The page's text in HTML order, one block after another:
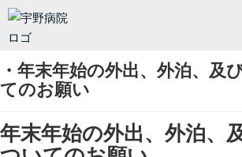
・年末年始の外出、外泊、及
てのお願い
年末年始の外出、外泊、